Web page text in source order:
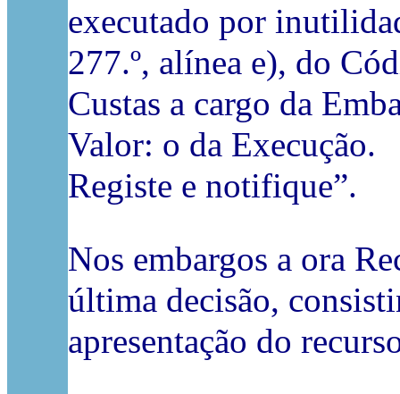
executado por
277.º, alínea e), do
Custas a cargo da
Valor: o da Execução.
Registe e notifique”.
Nos embargos a ora
última decisão,
apresentação do